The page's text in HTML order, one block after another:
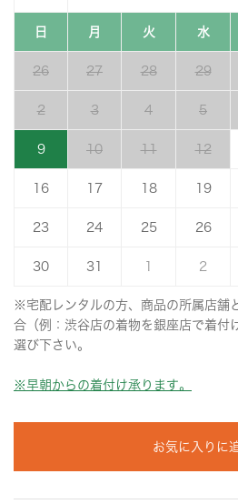
日 月 火 水
26 27 28 29
2 3 4 5
9 10 11 12
16 17 18 19
23 24 25 26
30 31 2
※宅配レンタルの方、商品の所属店舗
合（例：渋谷店の着物を銀座店で着付
選び下さい。
※早朝からの着付け承ります。
お気に入りに